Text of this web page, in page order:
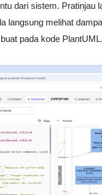
dari sistem. Pratinjau
langsung melihat
pada kode PlantUML.